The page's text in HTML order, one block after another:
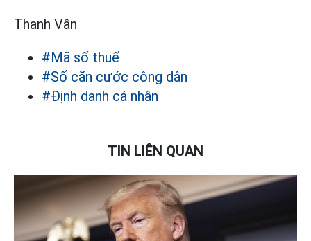
Thanh Vân
#Mã số thuế
#Số căn cước công dân
#Định danh cá nhân
TIN LIÊN QUAN